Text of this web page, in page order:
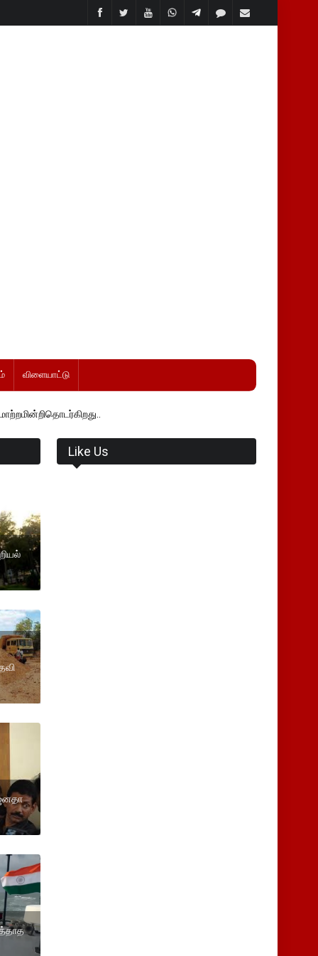
விளையாட்டு
Like Us